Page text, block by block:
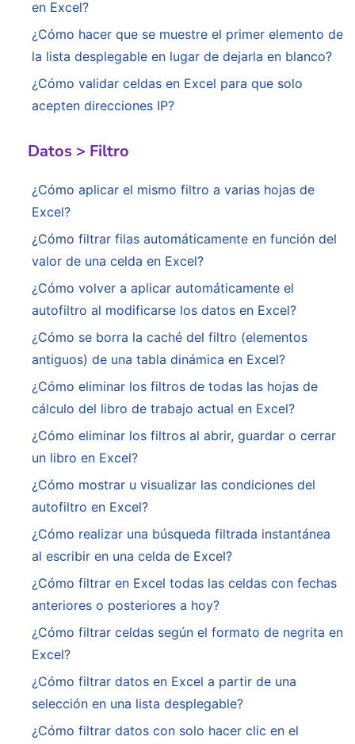
en Excel?
¿Cómo hacer que se muestre el primer elemento de
la lista desplegable en lugar de dejarla en blanco?
¿Cómo validar celdas en Excel para que solo
acepten direcciones IP?
Datos > Filtro
¿Cómo aplicar el mismo filtro a varias hojas de
Excel?
¿Cómo filtrar filas automáticamente en función del
valor de una celda en Excel?
¿Cómo volver a aplicar automáticamente el
autofiltro al modificarse los datos en Excel?
¿Cómo se borra la caché del filtro (elementos
antiguos) de una tabla dinámica en Excel?
¿Cómo eliminar los filtros de todas las hojas de
cálculo del libro de trabajo actual en Excel?
¿Cómo eliminar los filtros al abrir, guardar o cerrar
un libro en Excel?
¿Cómo mostrar u visualizar las condiciones del
autofiltro en Excel?
¿Cómo realizar una búsqueda filtrada instantánea
al escribir en una celda de Excel?
¿Cómo filtrar en Excel todas las celdas con fechas
anteriores o posteriores a hoy?
¿Cómo filtrar celdas según el formato de negrita en
Excel?
¿Cómo filtrar datos en Excel a partir de una
selección en una lista desplegable?
¿Cómo filtrar datos con solo hacer clic en el